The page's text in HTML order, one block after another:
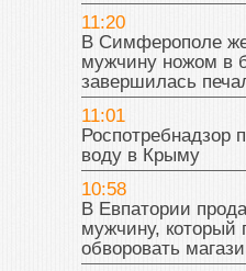
11:20
В Симферополе
мужчину ножом в
завершилась
11:01
Роспотребнадзор
воду в Крыму
10:58
В Евпатории
мужчину, который
обворовать